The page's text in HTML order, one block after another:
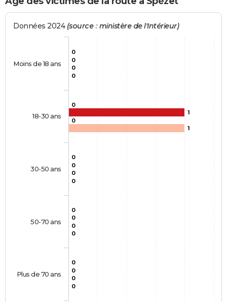
Données 2024 (source : ministère de l'Intérieur)
0
0
0
0
0
0
1
0
0
0
0
0
0
0
0
0
1
0
0
0
Moins de 18 ans
18-30 ans
30-50 ans
50-70 ans
Plus de 70 ans